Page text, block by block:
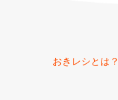
おきレシとは？